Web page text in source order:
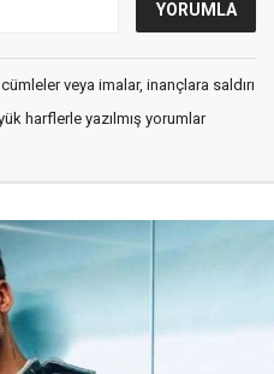
veya imalar, inançlara saldırı
harflerle yazılmış yorumlar